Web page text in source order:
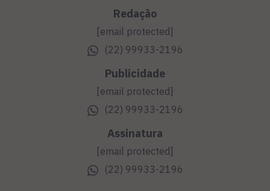
Redação
[email protected]
(22) 99933-2196
Publicidade
[email protected]
(22) 99933-2196
Assinatura
[email protected]
(22) 99933-2196